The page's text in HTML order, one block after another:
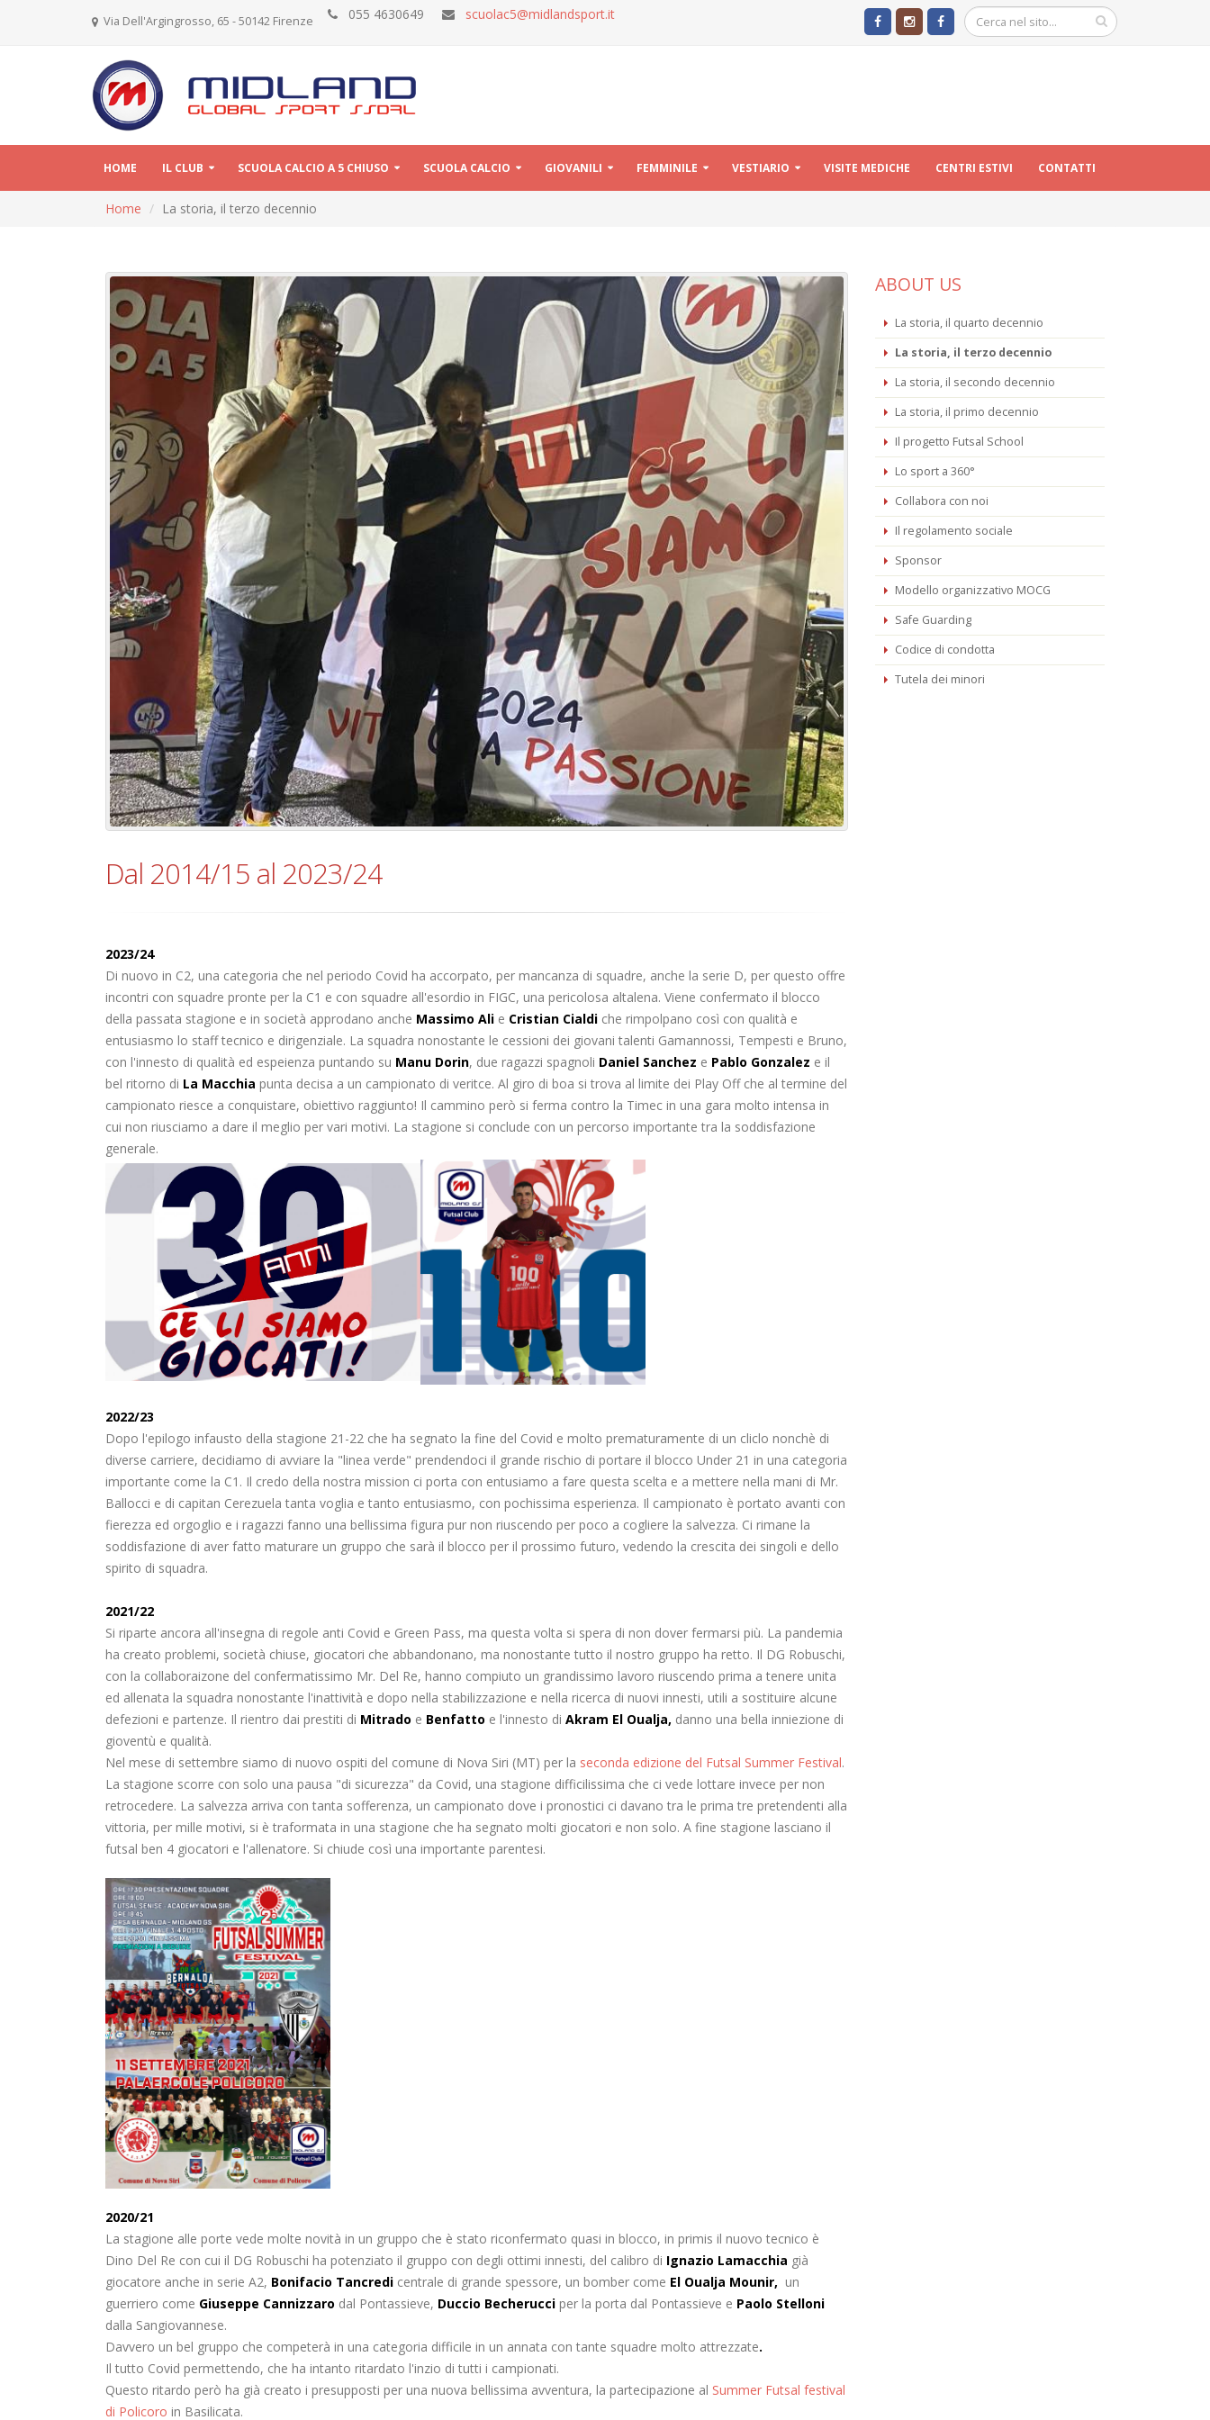
Via Dell'Argingrosso, 65 - 50142 Firenze 055 4630649 scuolac5@midlandsport.it
HOME IL CLUB SCUOLA CALCIO A 5 CHIUSO SCUOLA CALCIO GIOVANILI FEMMINILE VESTIARIO VISITE MEDICHE CENTRI ESTIVI CONTATTI
Home La storia, il terzo decennio
Dal 2014/15 al 2023/24
2023/24
Di nuovo in C2, una categoria che nel periodo Covid ha accorpato, per mancanza di squadre, anche la serie D, per questo offre
incontri con squadre pronte per la C1 e con squadre all'esordio in FIGC, una pericolosa altalena. Viene confermato il blocco
della passata stagione e in società approdano anche Massimo Ali e Cristian Cialdi che rimpolpano così con qualità e
entusiasmo lo staff tecnico e dirigenziale. La squadra nonostante le cessioni dei giovani talenti Gamannossi, Tempesti e Bruno,
con l'innesto di qualità ed espeienza puntando su Manu Dorin, due ragazzi spagnoli Daniel Sanchez e Pablo Gonzalez e il
bel ritorno di La Macchia punta decisa a un campionato di veritce. Al giro di boa si trova al limite dei Play Off che al termine del
campionato riesce a conquistare, obiettivo raggiunto! Il cammino però si ferma contro la Timec in una gara molto intensa in
cui non riusciamo a dare il meglio per vari motivi. La stagione si conclude con un percorso importante tra la soddisfazione
generale.
2022/23
Dopo l'epilogo infausto della stagione 21-22 che ha segnato la fine del Covid e molto prematuramente di un cliclo nonchè di
diverse carriere, decidiamo di avviare la "linea verde" prendendoci il grande rischio di portare il blocco Under 21 in una categoria
importante come la C1. Il credo della nostra mission ci porta con entusiamo a fare questa scelta e a mettere nella mani di Mr.
Ballocci e di capitan Cerezuela tanta voglia e tanto entusiasmo, con pochissima esperienza. Il campionato è portato avanti con
fierezza ed orgoglio e i ragazzi fanno una bellissima figura pur non riuscendo per poco a cogliere la salvezza. Ci rimane la
soddisfazione di aver fatto maturare un gruppo che sarà il blocco per il prossimo futuro, vedendo la crescita dei singoli e dello
spirito di squadra.
2021/22
Si riparte ancora all'insegna di regole anti Covid e Green Pass, ma questa volta si spera di non dover fermarsi più. La pandemia
ha creato problemi, società chiuse, giocatori che abbandonano, ma nonostante tutto il nostro gruppo ha retto. Il DG Robuschi,
con la collaboraizone del confermatissimo Mr. Del Re, hanno compiuto un grandissimo lavoro riuscendo prima a tenere unita
ed allenata la squadra nonostante l'inattività e dopo nella stabilizzazione e nella ricerca di nuovi innesti, utili a sostituire alcune
defezioni e partenze. Il rientro dai prestiti di Mitrado e Benfatto e l'innesto di Akram El Oualja, danno una bella inniezione di
gioventù e qualità.
Nel mese di settembre siamo di nuovo ospiti del comune di Nova Siri (MT) per la seconda edizione del Futsal Summer Festival.
La stagione scorre con solo una pausa "di sicurezza" da Covid, una stagione difficilissima che ci vede lottare invece per non
retrocedere. La salvezza arriva con tanta sofferenza, un campionato dove i pronostici ci davano tra le prima tre pretendenti alla
vittoria, per mille motivi, si è traformata in una stagione che ha segnato molti giocatori e non solo. A fine stagione lasciano il
futsal ben 4 giocatori e l'allenatore. Si chiude così una importante parentesi.
2020/21
La stagione alle porte vede molte novità in un gruppo che è stato riconfermato quasi in blocco, in primis il nuovo tecnico è
Dino Del Re con cui il DG Robuschi ha potenziato il gruppo con degli ottimi innesti, del calibro di Ignazio Lamacchia già
giocatore anche in serie A2, Bonifacio Tancredi centrale di grande spessore, un bomber come El Oualja Mounir, un
guerriero come Giuseppe Cannizzaro dal Pontassieve, Duccio Becherucci per la porta dal Pontassieve e Paolo Stelloni
dalla Sangiovannese.
Davvero un bel gruppo che competerà in una categoria difficile in un annata con tante squadre molto attrezzate.
Il tutto Covid permettendo, che ha intanto ritardato l'inzio di tutti i campionati.
Questo ritardo però ha già creato i presupposti per una nuova bellissima avventura, la partecipazione al Summer Futsal festival
di Policoro in Basilicata.
ABOUT US
La storia, il quarto decennio
La storia, il terzo decennio
La storia, il secondo decennio
La storia, il primo decennio
Il progetto Futsal School
Lo sport a 360°
Collabora con noi
Il regolamento sociale
Sponsor
Modello organizzativo MOCG
Safe Guarding
Codice di condotta
Tutela dei minori